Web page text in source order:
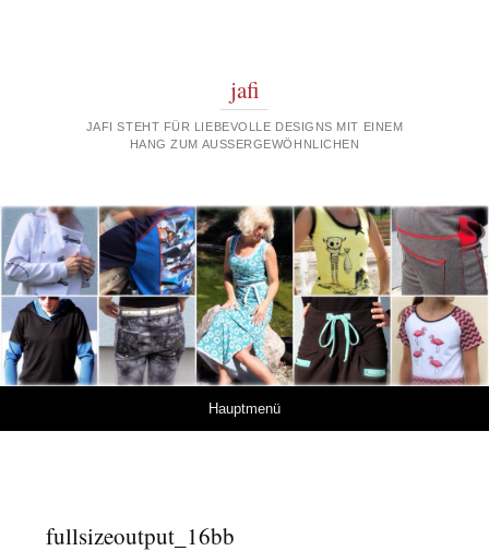
jafi
JAFI STEHT FÜR LIEBEVOLLE DESIGNS MIT EINEM
HANG ZUM AUSSERGEWÖHNLICHEN
Hauptmenü
fullsizeoutput_16bb